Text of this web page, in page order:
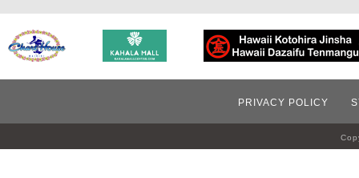
PRIVACY POLICY